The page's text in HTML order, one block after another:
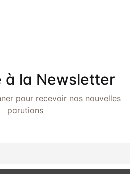
à la Newsletter
pour recevoir nos nouvelles
parutions